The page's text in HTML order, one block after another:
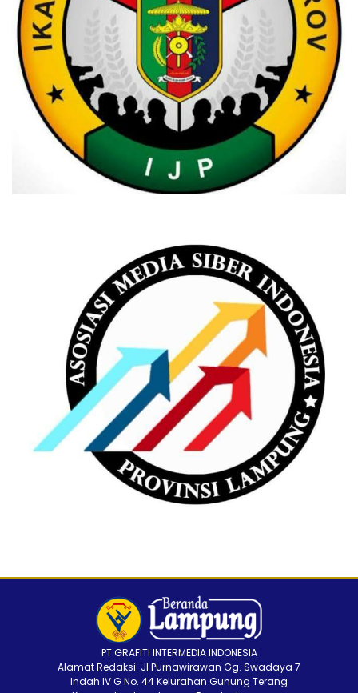
PT GRAFITI INTERMEDIA INDONESIA
Alamat Redaksi: Jl Purnawirawan Gg. Swadaya 7
Indah IV G No. 44 Kelurahan Gunung Terang